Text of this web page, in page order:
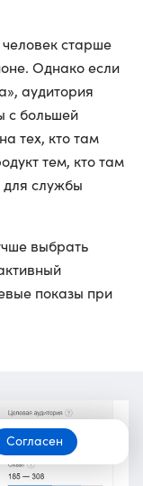
Согласен
старше
Однако если
аудитория
с большей
тех, кто там
тем, кто там
для службы
выбрать
показы при